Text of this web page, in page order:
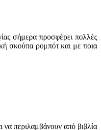
σήμερα προσφέρει πολλές
σκούπα ρομπότ και με ποια
να περιλαμβάνουν από βιβλία